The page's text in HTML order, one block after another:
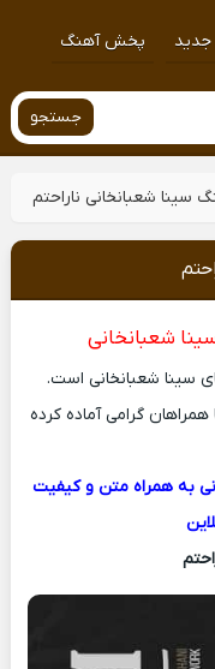
پخش آهنگ
جستجو
سینا شعبانخانی ناراحتم
سینا شعبانخانی
سینا شعبانخانی است.
گرامی آماده کرده
به همراه متن و کیفیت